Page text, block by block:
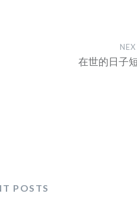
在世的日子
POSTS